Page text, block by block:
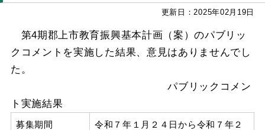
更新日：2025年02月19日
第4期郡上市教育振興基本計画（案）のパブリッ
クコメントを実施した結果、意見はありませんでし
た。
パブリックコメン
ト実施結果
募集期間
令和７年１月２４日から令和７年２